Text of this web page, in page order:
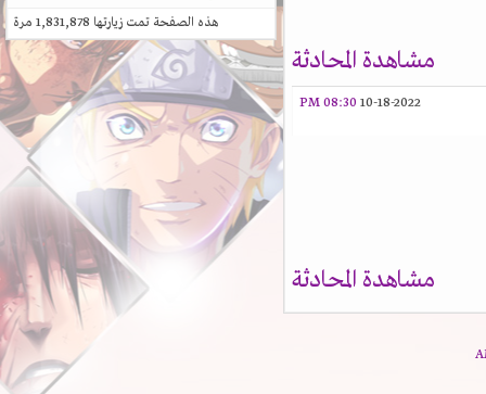
مشاهدة المحادثة
10-18-2022
08:30 PM
مشاهدة المحادثة
هذه الصفحة تمت زيارتها1,831,878مرة